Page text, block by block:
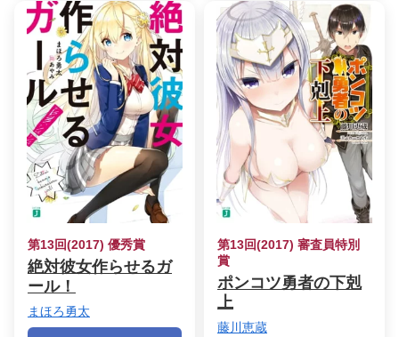
第13回(2017) 優秀賞
絶対彼女作らせるガ
ール！
まほろ勇太
第13回(2017) 審査員特別
賞
ポンコツ勇者の下剋
上
藤川恵蔵